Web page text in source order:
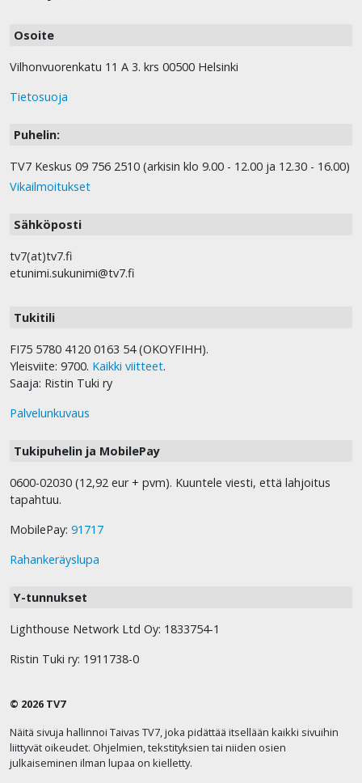
Osoite
Vilhonvuorenkatu 11 A 3. krs 00500 Helsinki
Tietosuoja
Puhelin:
TV7 Keskus 09 756 2510 (arkisin klo 9.00 - 12.00 ja 12.30 - 16.00)
Vikailmoitukset
Sähköposti
tv7(at)tv7.fi
etunimi.sukunimi@tv7.fi
Tukitili
FI75 5780 4120 0163 54 (OKOYFIHH).
Yleisviite: 9700. Kaikki viitteet.
Saaja: Ristin Tuki ry
Palvelunkuvaus
Tukipuhelin ja MobilePay
0600-02030 (12,92 eur + pvm). Kuuntele viesti, että lahjoitus
tapahtuu.
MobilePay: 91717
Rahankeräyslupa
Y-tunnukset
Lighthouse Network Ltd Oy: 1833754-1
Ristin Tuki ry: 1911738-0
© 2026 TV7
Näitä sivuja hallinnoi Taivas TV7, joka pidättää itsellään kaikki sivuihin
liittyvät oikeudet. Ohjelmien, tekstityksien tai niiden osien
julkaiseminen ilman lupaa on kielletty.